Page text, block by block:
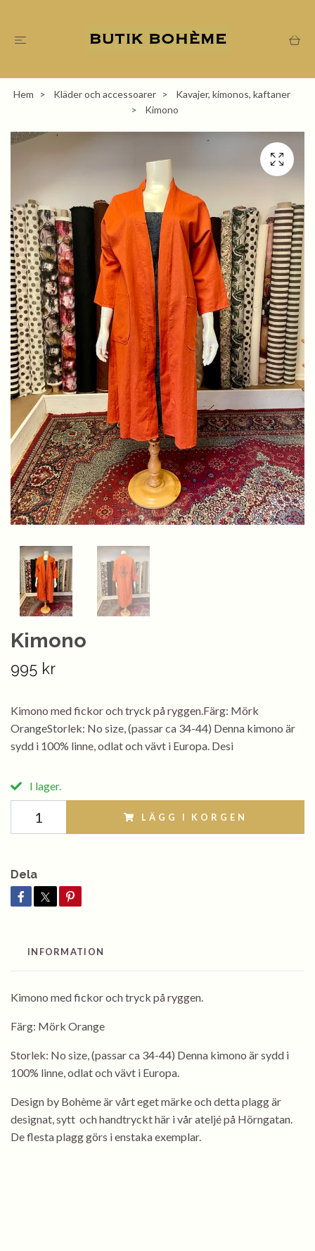
Hem Kläder och accessoarer
Kavajer, kimonos, kaftaner
Kimono
Kimono
995 kr
Kimono med fickor och tryck på ryggen.Färg: Mörk
OrangeStorlek: No size, (passar ca 34-44) Denna kimono är
sydd i 100% linne, odlat och vävt i Europa. Desi
I lager.
LÄGG I KORGEN
Dela
INFORMATION
Kimono med fickor och tryck på ryggen.
Färg: Mörk Orange
Storlek: No size, (passar ca 34-44) Denna kimono är sydd i
100% linne, odlat och vävt i Europa.
Design by Bohème är vårt eget märke och detta plagg är
designat, sytt och handtryckt här i vår ateljé på Hörngatan.
De flesta plagg görs i enstaka exemplar.